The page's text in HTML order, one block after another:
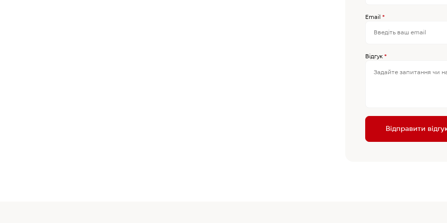
Email*
Відгук*
Відправити